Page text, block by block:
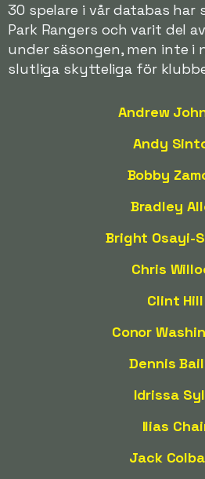
30 spelare i vår databas har
Park Rangers och varit del
under säsongen, men inte i
slutliga skytteliga för
Andrew
Andy
Bobby
Bradley
Bright Osayi-
Chris
Clint Hill
Conor
Dennis
Idrissa
Ilias
Jack